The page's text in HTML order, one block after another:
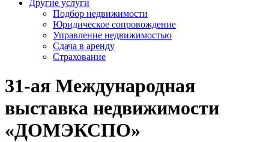
Другие услуги
Подбор недвижимости
Юридическое сопровождение
Управление недвижимостью
Сдача в аренду
Страхование
31-ая Международная
выставка недвижимости
«ДОМЭКСПО»